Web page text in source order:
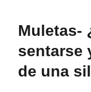
Muletas-
sentarse
de una